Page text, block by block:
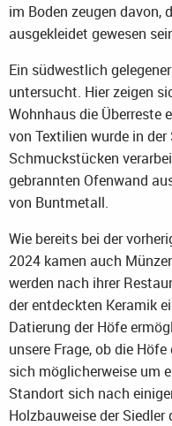
im Boden zeugen davon,
ausgekleidet gewesen
Ein südwestlich
untersucht. Hier zeigen
Wohnhaus die Überreste
von Textilien wurde in
Schmuckstücken
gebrannten Ofenwand
von Buntmetall.
Wie bereits bei der
2024 kamen auch
werden nach ihrer
der entdeckten Keramik
Datierung der Höfe
unsere Frage, ob die
sich möglicherweise um
Standort sich nach
Holzbauweise der